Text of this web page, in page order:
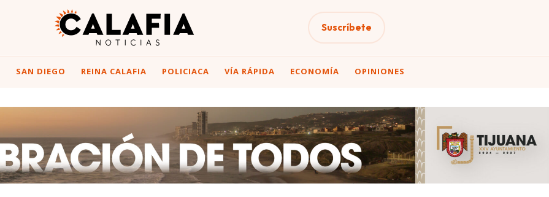
Suscríbete
SAN DIEGO REINA CALAFIA POLICIACA VÍA RÁPIDA ECONOMÍA OPINIONES